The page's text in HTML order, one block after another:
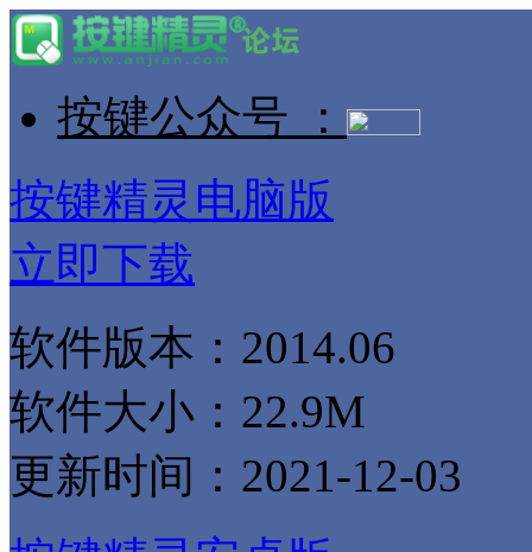
按键公众号 ：
按键精灵电脑版
立即下载
软件版本：2014.06
软件大小：22.9M
更新时间：2021-12-03